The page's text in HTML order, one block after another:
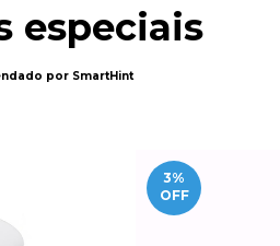
especiais
por SmartHint
3%
OFF